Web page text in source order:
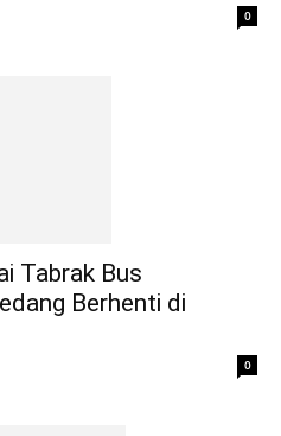
0
Tabrak Bus
Berhenti di
0